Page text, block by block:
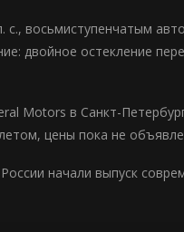
восьмиступенчатым
двойное остекление
Motors в Санкт-
цены пока не
начали выпуск